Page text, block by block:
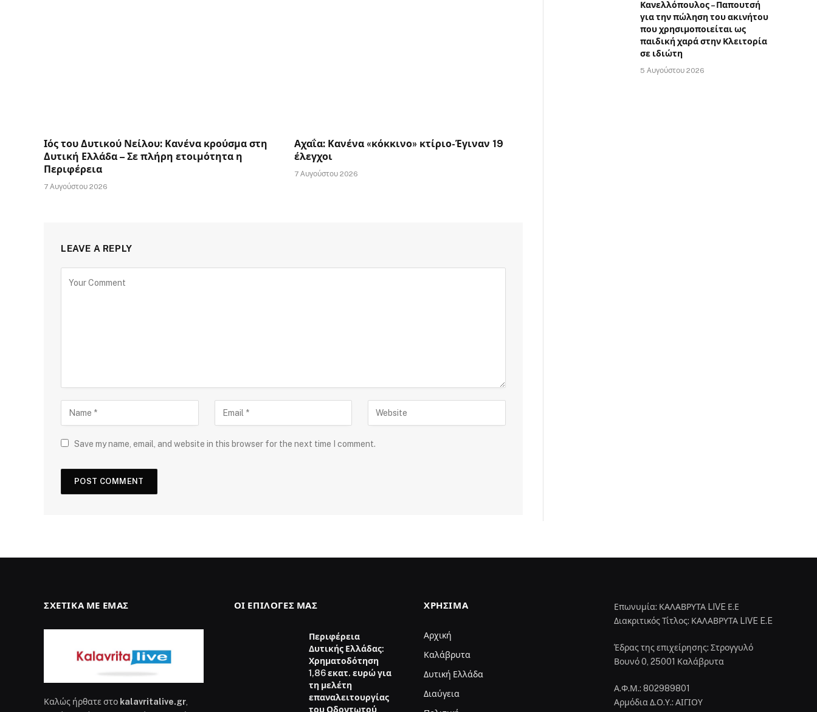
Ιός του Δυτικού Νείλου: Κανένα κρούσμα στη
Δυτική Ελλάδα – Σε πλήρη ετοιμότητα η
Περιφέρεια
7 Αυγούστου 2026
Αχαΐα: Κανένα «κόκκινο» κτίριο-Έγιναν 19
έλεγχοι
7 Αυγούστου 2026
LEAVE A REPLY
Save my name, email, and website in this browser for the next time I comment.
Κανελλόπουλος – Παπουτσή
για την πώληση του ακινήτου
που χρησιμοποιείται ως
παιδική χαρά στην Κλειτορία
σε ιδιώτη
5 Αυγούστου 2026
ΣΧΕΤΙΚΆ ΜΕ ΕΜΆΣ
Καλώς ήρθατε στο kalavritalive.gr
ΟΙ ΕΠΙΛΟΓΈΣ ΜΑΣ
Περιφέρεια
Δυτικής Ελλάδας:
Χρηματοδότηση
1,86 εκατ. ευρώ για
τη μελέτη
επαναλειτουργίας
του Οδοντωτού
ΧΡΉΣΙΜΑ
Αρχική
Καλάβρυτα
Δυτική Ελλάδα
Διαύγεια
Επωνυμία: ΚΑΛΑΒΡΥΤΑ LIVE Ε.Ε
Διακριτικός Τίτλος: ΚΑΛΑΒΡΥΤΑ LIVE E.E
Έδρας της επιχείρησης: Στρογγυλό
Βουνό 0, 25001 Καλάβρυτα
Α.Φ.Μ.: 802989801
Αρμόδια Δ.Ο.Υ.: ΑΙΓΙΟΥ